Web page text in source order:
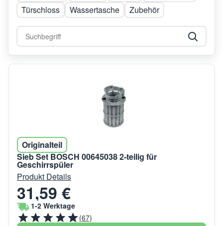
Türschloss
Wassertasche Zubehör
Originalteil
Sieb Set BOSCH 00645038 2-teilig für
Geschirrspüler
Produkt Details
31,59 €
1-2 Werktage
(67)